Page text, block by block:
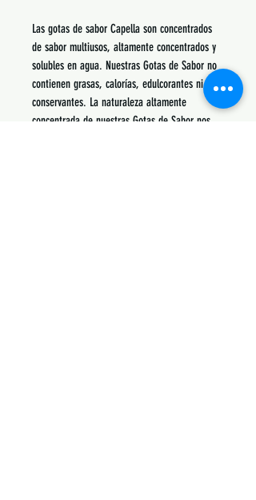
Las gotas de sabor Capella son concentrados
de sabor multiusos, altamente concentrados y
solubles en agua. Nuestras Gotas de Sabor no
contienen grasas, calorías, edulcorantes ni
conservantes. La naturaleza altamente
concentrada de nuestras Gotas de Sabor nos